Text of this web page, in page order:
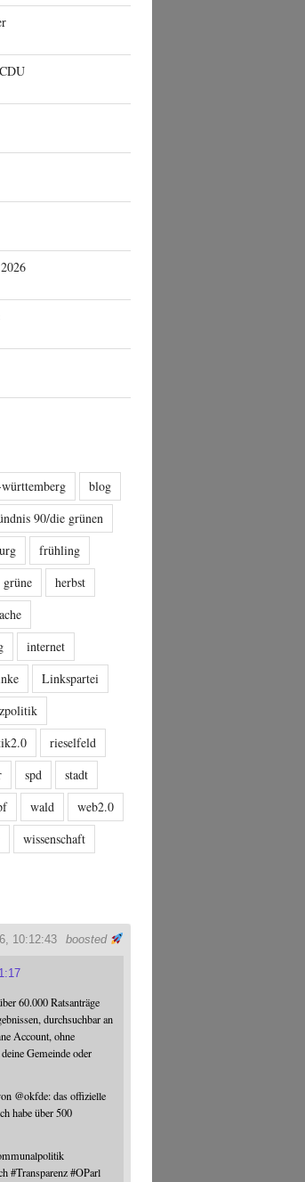
blog
90/die grünen
frühling
grüne
herbst
internet
Linkspartei
rieselfeld
spd
stadt
wald
web2.0
wissenschaft
boosted
10:12:43
60.000 Ratsanträge
durchsuchbar an
Account, ohne
Gemeinde oder
@okfde: das offizielle
habe über 500
#Transparenz #OParl